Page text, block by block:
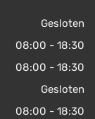
Gesloten
08:00 - 18:30
08:00 - 18:30
Gesloten
08:00 - 18:30